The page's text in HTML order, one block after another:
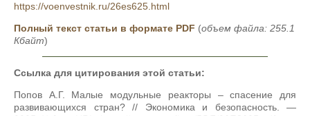
https://voenvestnik.ru/26es625.html
Полный текст статьи в формате PDF (объем файла: 255.1
Кбайт)
Ссылка для цитирования этой статьи:
Попов А.Г. Малые модульные реакторы – спасение для
развивающихся стран? // Экономика и безопасность. —